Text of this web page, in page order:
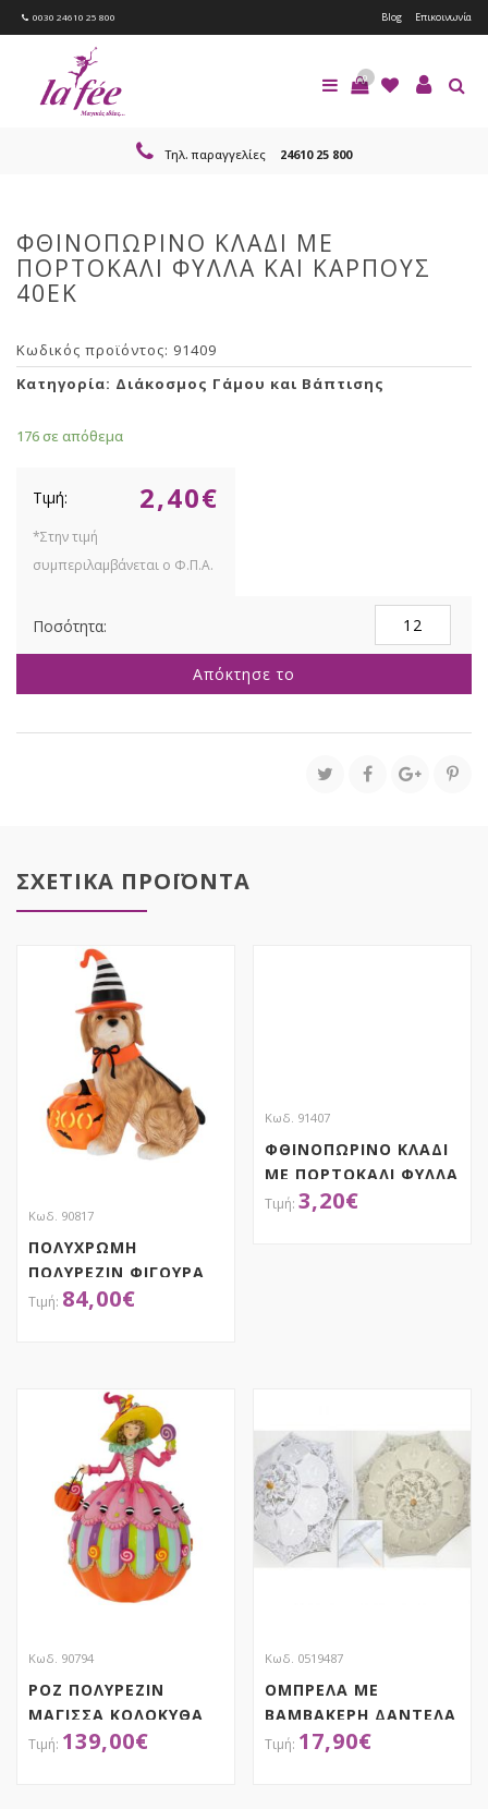
0030 24610 25 800 Blog Επικοινωνία
0
Τηλ. παραγγελίες 24610 25 800
ΦΘΙΝΟΠΩΡΙΝΟ ΚΛΑΔΙ ΜΕ
ΠΟΡΤΟΚΑΛΙ ΦΥΛΛΑ ΚΑΙ ΚΑΡΠΟΥΣ
40ΕΚ
Κωδικός προϊόντος: 91409
Κατηγορία: Διάκοσμος Γάμου και Βάπτισης
176 σε απόθεμα
2,40€
ΚΛΑΔΙ
ΜΕ
ΦΥΛΛΑ
40ΕΚ
ποσότητα
Απόκτησε το
ΣΧΕΤΙΚΑ ΠΡΟΪΟΝΤΑ
Κωδ. 90817
ΠΟΛΥΧΡΩΜΗ
ΠΟΛΥΡΕΖΙΝ ΦΙΓΟΥΡΑ
ΣΚΥΛΟΥ HALLOWEEN
84,00€
Κωδ. 91407
ΦΘΙΝΟΠΩΡΙΝΟ ΚΛΑΔΙ
ΜΕ ΠΟΡΤΟΚΑΛΙ ΦΥΛΛΑ
ΚΑΙ ΚΟΥΚΟΥΝΑΡΙ 40ΕΚ
3,20€
Κωδ. 90794
ΡΟΖ ΠΟΛΥΡΕΖΙΝ
ΜΑΓΙΣΣΑ ΚΟΛΟΚΥΘΑ
29Χ25Χ40ΕΚ
139,00€
Κωδ. 0519487
ΟΜΠΡΕΛΑ ΜΕ
ΒΑΜΒΑΚΕΡΗ ΔΑΝΤΕΛΑ
ΜΕΣΑΙΑ17,90€